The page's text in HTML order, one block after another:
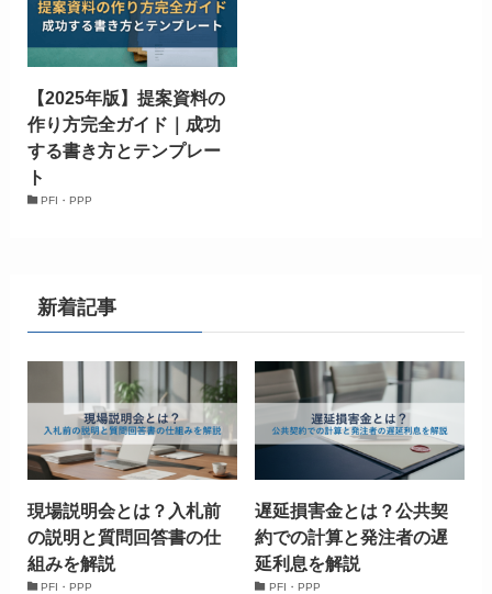
【2025年版】提案資料の
作り方完全ガイド｜成功
する書き方とテンプレー
ト
PFI・PPP
新着記事
現場説明会とは？入札前
の説明と質問回答書の仕
組みを解説
PFI・PPP
遅延損害金とは？公共契
約での計算と発注者の遅
延利息を解説
PFI・PPP